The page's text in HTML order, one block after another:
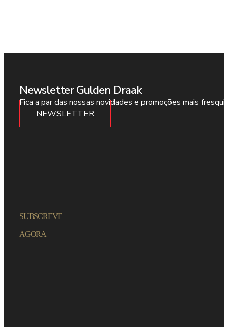
Newsletter Gulden Draak
Fica a par das nossas novidades e promoções mais
NEWSLETTER
SUBSCREVE
AGORA